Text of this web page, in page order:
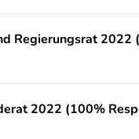
Regierungsrat 2022
2022 (100%